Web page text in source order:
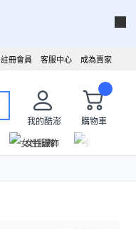
成為賣家
客服中心
註冊會員
我的酷澎
購物車
女性服飾